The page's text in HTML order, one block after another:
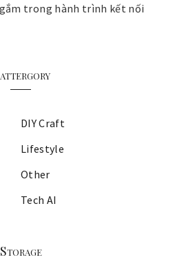
trong hành trình kết nối
DIY Craft
Lifestyle
Other
Tech AI
Storage